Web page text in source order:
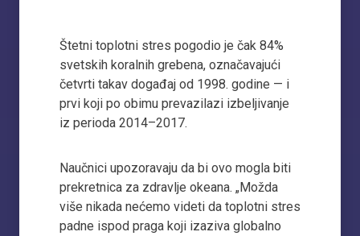
Štetni toplotni stres pogodio je čak 84%
svetskih koralnih grebena, označavajući
četvrti takav događaj od 1998. godine — i
prvi koji po obimu prevazilazi izbeljivanje
iz perioda 2014–2017.
Naučnici upozoravaju da bi ovo mogla biti
prekretnica za zdravlje okeana. „Možda
više nikada nećemo videti da toplotni stres
padne ispod praga koji izaziva globalno